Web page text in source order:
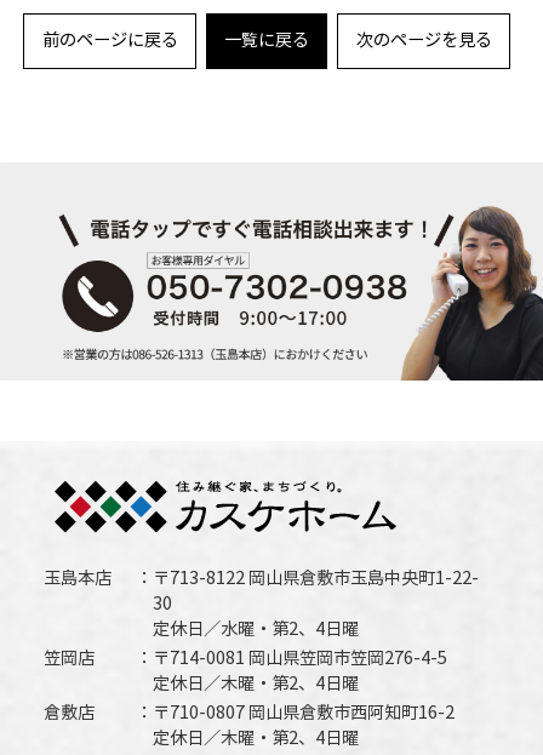
前のページに戻る 一覧に戻る 次のページを見る
玉島本店
〒713-8122 岡山県倉敷市玉島中央町1-22-
30
定休日／水曜・第2、4日曜
笠岡店
〒714-0081 岡山県笠岡市笠岡276-4-5
定休日／木曜・第2、4日曜
倉敷店
〒710-0807 岡山県倉敷市西阿知町16-2
定休日／木曜・第2、4日曜